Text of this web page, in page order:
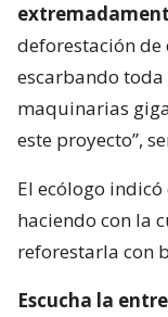
deforestación de
escarbando
maquinarias
este proyecto”,
El ecólogo
haciendo con la
reforestarla con
Escucha la